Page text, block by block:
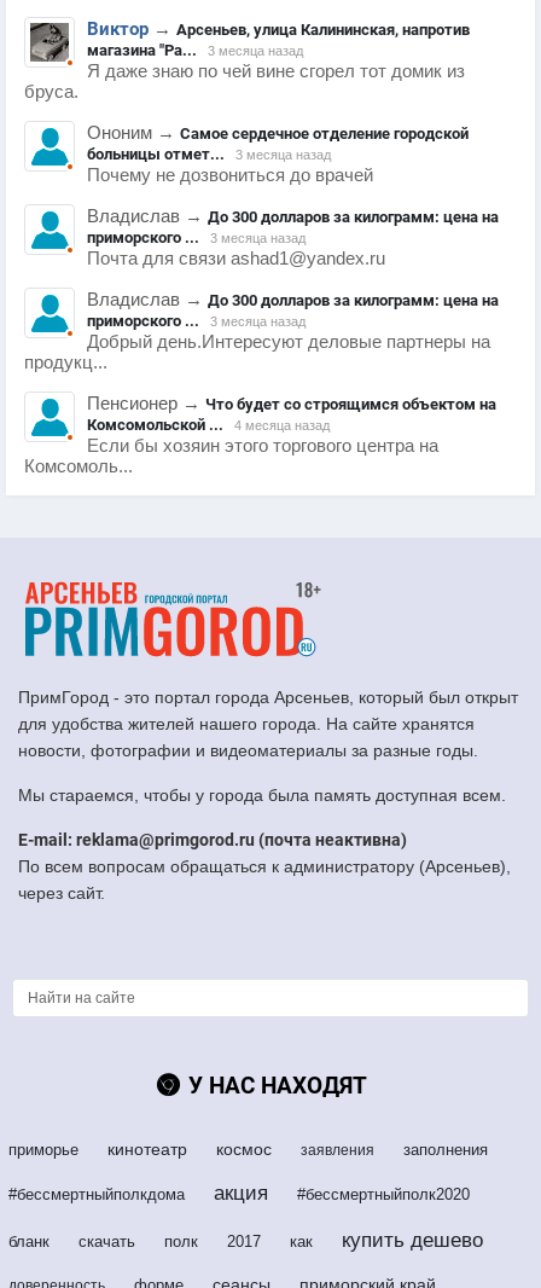
Виктор → Арсеньев, улица Калининская, напротив
магазина "Ра...
3 месяца назад
Я даже знаю по чей вине сгорел тот домик из
бруса.
Ононим → Самое сердечное отделение городской
больницы отмет...
3 месяца назад
Почему не дозвониться до врачей
Владислав → До 300 долларов за килограмм: цена на
приморского ...
3 месяца назад
Почта для связи ashad1@yandex.ru
Владислав → До 300 долларов за килограмм: цена на
приморского ...
3 месяца назад
Добрый день.Интересуют деловые партнеры на
продукц...
Пенсионер → Что будет со строящимся объектом на
Комсомольской ...
4 месяца назад
Если бы хозяин этого торгового центра на
Комсомоль...
ПримГород - это портал города Арсеньев, который был открыт
для удобства жителей нашего города. На сайте хранятся
новости, фотографии и видеоматериалы за разные годы.
Мы стараемся, чтобы у города была память доступная всем.
E-mail: reklama@primgorod.ru (почта неактивна)
По всем вопросам обращаться к администратору (Арсеньев),
через сайт.
У НАС НАХОДЯТ
приморье кинотеатр космос заявления заполнения
#бессмертныйполкдома акция #бессмертныйполк2020
бланк скачать полк 2017 как купить дешево
сеансы приморский край